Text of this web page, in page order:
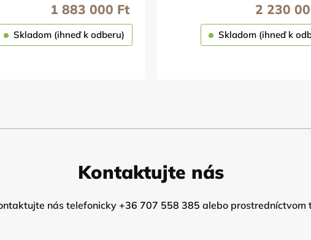
1 883 000 Ft
Skladom (ihneď k odberu)
2 230
Skladom (ihneď k
Kontaktujte nás
nás telefonicky +36 707 558 385 alebo prostredníctvom